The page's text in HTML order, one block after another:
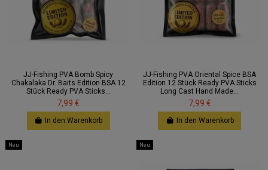
JJ-Fishing PVA Bomb Spicy
Chakalaka Dr. Baits Edition BSA 12
Stück Ready PVA Sticks...
7,99 €
In den Warenkorb
JJ-Fishing PVA Oriental Spice BSA
Edition 12 Stück Ready PVA Sticks
Long Cast Hand Made...
7,99 €
In den Warenkorb
Neu Neu